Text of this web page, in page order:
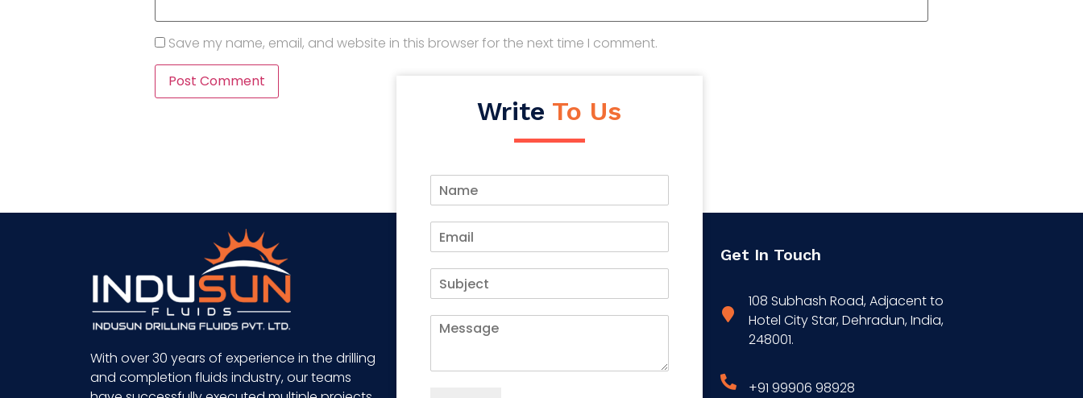
Save my name, email, and website in this browser for the next time I comment.
With over 30 years of experience in the drilling
and completion fluids industry, our teams
Write To Us
Get In Touch
108 Subhash Road, Adjacent to
Hotel City Star, Dehradun, India,
248001.
+91 99906 98928